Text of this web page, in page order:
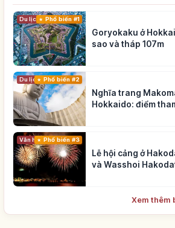
Du lịch Phổ biến #1
Goryokaku ở
sao và tháp 107m
Du lịch Phổ biến #2
Nghĩa trang
Hokkaido: điểm
Văn hóa truyền thống
Phổ biến #3
Lễ hội cảng ở
và Wasshoi
Xem thêm